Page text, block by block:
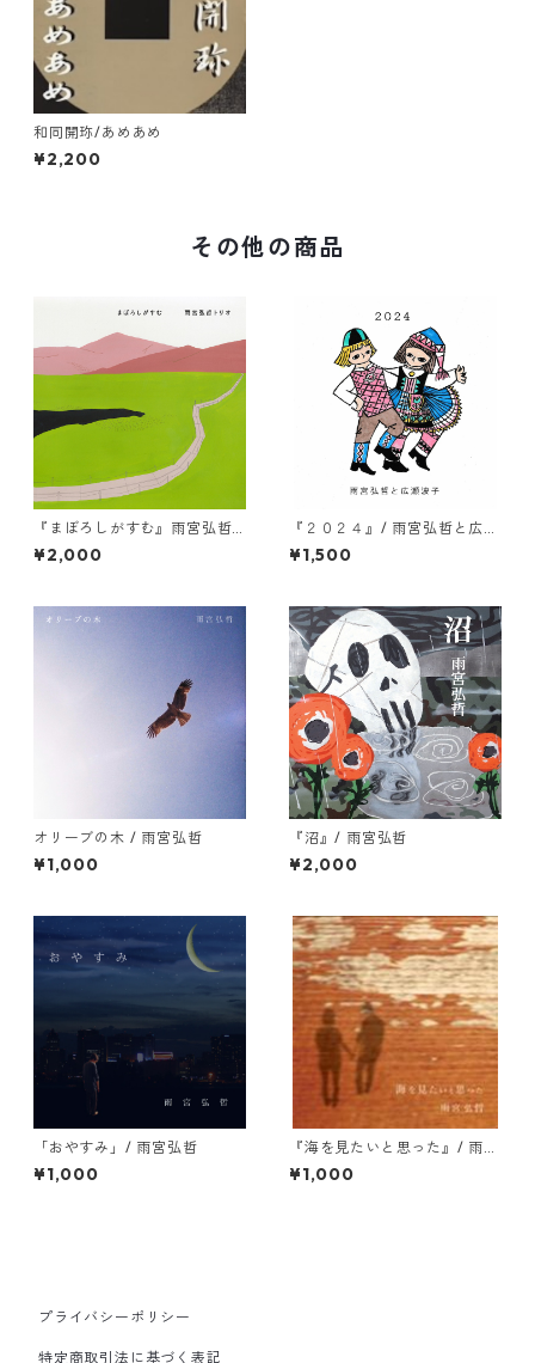
和同開珎/あめあめ
¥2,200
その他の商品
『まぼろしがすむ』雨宮弘哲
トリオ
¥2,000
『２０２４』/ 雨宮弘哲と広瀬
波子
¥1,500
オリーブの木 / 雨宮弘哲
¥1,000
『沼』/ 雨宮弘哲
¥2,000
「おやすみ」/ 雨宮弘哲
¥1,000
『海を見たいと思った』/ 雨宮
弘哲
¥1,000
プライバシーポリシー
特定商取引法に基づく表記